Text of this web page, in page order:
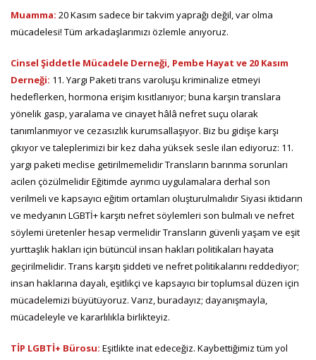
Muamma: 20 Kasım sadece bir takvim yaprağı değil, var olma
mücadelesi! Tüm arkadaşlarımızı özlemle anıyoruz.
Cinsel Şiddetle Mücadele Derneği, Pembe Hayat ve 20 Kasım
Derneği: 11. Yargı Paketi trans varoluşu kriminalize etmeyi
hedeflerken, hormona erişim kısıtlanıyor; buna karşın translara
yönelik gasp, yaralama ve cinayet hâlâ nefret suçu olarak
tanımlanmıyor ve cezasızlık kurumsallaşıyor. Biz bu gidişe karşı
çıkıyor ve taleplerimizi bir kez daha yüksek sesle ilan ediyoruz: 11.
yargı paketi meclise getirilmemelidir Transların barınma sorunları
acilen çözülmelidir Eğitimde ayrımcı uygulamalara derhal son
verilmeli ve kapsayıcı eğitim ortamları oluşturulmalıdır Siyasi iktidarın
ve medyanın LGBTİ+ karşıtı nefret söylemleri son bulmalı ve nefret
söylemi üretenler hesap vermelidir Transların güvenli yaşam ve eşit
yurttaşlık hakları için bütüncül insan hakları politikaları hayata
geçirilmelidir. Trans karşıtı şiddeti ve nefret politikalarını reddediyor;
insan haklarına dayalı, eşitlikçi ve kapsayıcı bir toplumsal düzen için
mücadelemizi büyütüyoruz. Varız, buradayız; dayanışmayla,
mücadeleyle ve kararlılıkla birlikteyiz.
TİP LGBTİ+ Bürosu: Eşitlikte inat edeceğiz. Kaybettiğimiz tüm yol